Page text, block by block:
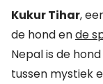
Kukur Tihar,
de hond ende
Nepal is de
tussen mystiek